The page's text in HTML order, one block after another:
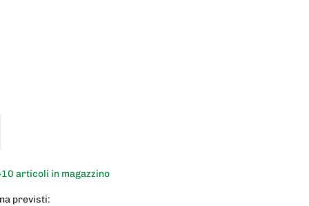
articoli in magazzino
previsti: